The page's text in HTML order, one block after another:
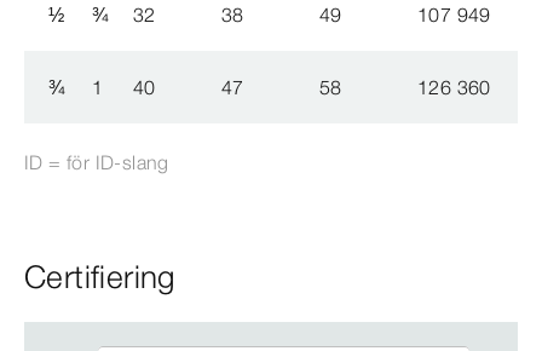
½ ¾ 32 38 49 107 949
¾ 1 40 47 58 126 360
ID = för ID-​slang
Certifiering